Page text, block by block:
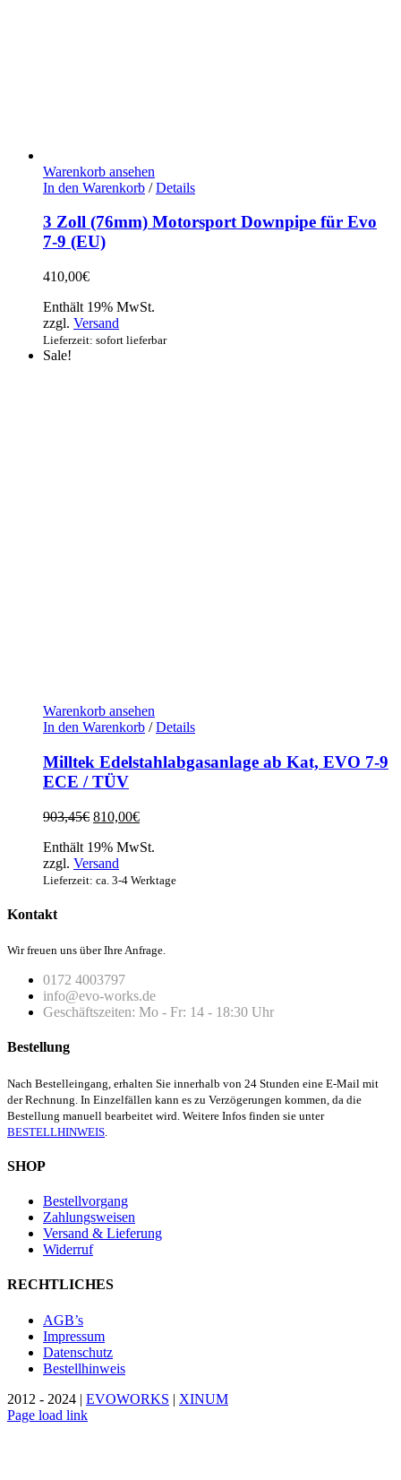
Warenkorb ansehen
In den Warenkorb / Details
3 Zoll (76mm) Motorsport Downpipe für Evo
7-9 (EU)
410,00€
Enthält 19% MwSt.
zzgl. Versand
Lieferzeit: sofort lieferbar
Sale!
Warenkorb ansehen
In den Warenkorb / Details
Milltek Edelstahlabgasanlage ab Kat, EVO 7-9
ECE / TÜV
903,45€ Ursprünglicher
war:
903,45€
810,00€Aktueller
ist:
Enthält 19% MwSt.
zzgl. Versand
Lieferzeit: ca. 3-4 Werktage
Kontakt
Wir freuen uns über Ihre Anfrage.
0172 4003797
info@evo-works.de
Geschäftszeiten: Mo - Fr: 14 - 18:30 Uhr
Bestellung
Nach Bestelleingang, erhalten Sie innerhalb von 24 Stunden eine E-Mail mit
der Rechnung. In Einzelfällen kann es zu Verzögerungen kommen, da die
Bestellung manuell bearbeitet wird. Weitere Infos finden sie unter
BESTELLHINWEIS
SHOP
Bestellvorgang
Zahlungsweisen
Versand & Lieferung
Widerruf
RECHTLICHES
AGB’s
Impressum
Datenschutz
Bestellhinweis
2012 - 2024 | EVOWORKS | XINUM
Page load link